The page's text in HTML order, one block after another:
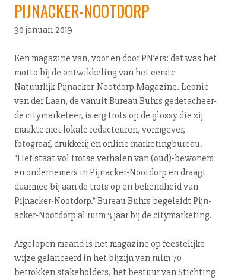
PIJNACKER-NOOTDORP
30 januari 2019
Een magazine van, voor en door PN’ers: dat was het
motto bij de ont­wik­ke­ling van het eerste
Natuurlijk Pijn­ac­ker-Noot­dorp Magazine. Leonie
van der Laan, de vanuit Bureau Buhrs ge­de­ta­cheer­
de ci­ty­mar­ke­teer, is erg trots op de glossy die zij
maakte met lokale redacteuren, vormgever,
fotograaf, drukkerij en online mar­ke­ting­bu­reau.
“Het staat vol trotse verhalen van (oud)-bewoners
en ondernemers in Pijn­ac­ker-Noot­dorp en draagt
daarmee bij aan de trots op en bekendheid van
Pijn­ac­ker-Noot­dorp.” Bureau Buhrs begeleidt Pijn­
ac­ker-Noot­dorp al ruim 3 jaar bij de ci­ty­mar­ke­ting.
Afgelopen maand is het magazine op feestelijke
wijze gelanceerd in het bijzijn van ruim 70
betrokken sta­ke­hol­ders, het bestuur van Stichting